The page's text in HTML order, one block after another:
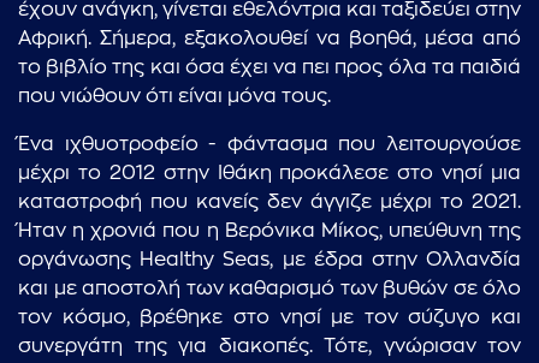
έχουν ανάγκη, γίνεται εθελόντρια και ταξιδεύει στην
Αφρική. Σήμερα, εξακολουθεί να βοηθά, μέσα από
το βιβλίο της και όσα έχει να πει προς όλα τα παιδιά
που νιώθουν ότι είναι μόνα τους.
Ένα ιχθυοτροφείο - φάντασμα που λειτουργούσε
μέχρι το 2012 στην Ιθάκη προκάλεσε στο νησί μια
καταστροφή που κανείς δεν άγγιζε μέχρι το 2021.
Ήταν η χρονιά που η Βερόνικα Μίκος, υπεύθυνη της
οργάνωσης Healthy Seas, με έδρα στην Ολλανδία
και με αποστολή των καθαρισμό των βυθών σε όλο
τον κόσμο, βρέθηκε στο νησί με τον σύζυγο και
συνεργάτη της για διακοπές. Τότε, γνώρισαν τον